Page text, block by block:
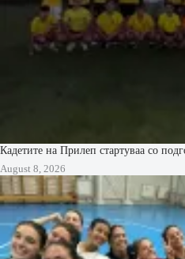
Кадетите на Прилеп стартуваа со
August 8, 2026